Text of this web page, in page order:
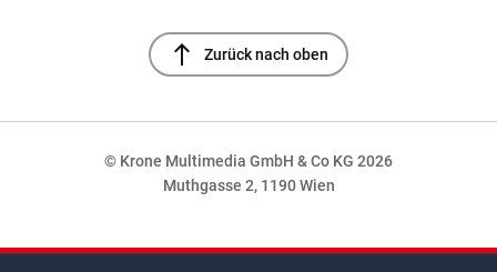
north Zurück nach oben
© Krone Multimedia GmbH & Co KG 2026
Muthgasse 2, 1190 Wien
NaN%